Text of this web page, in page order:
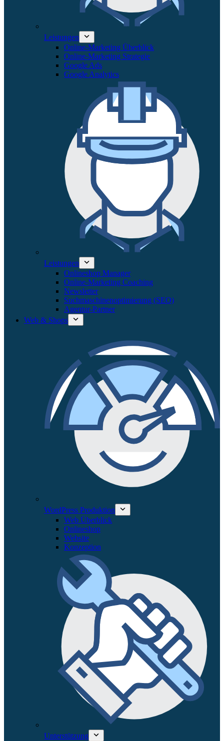
Leistungen
Online-Marketing Überblick
Online-Marketing Strategie
Google Ads
Google Analytics
Leistungen
Onlineshop Manager
Online-Marketing Coaching
Newsletter
Suchmaschinenoptimierung (SEO)
Agentur-Partner
Web & Shops
WordPress Produktion
Web Überblick
Onlineshop
Website
Konzeption
Unterstützung